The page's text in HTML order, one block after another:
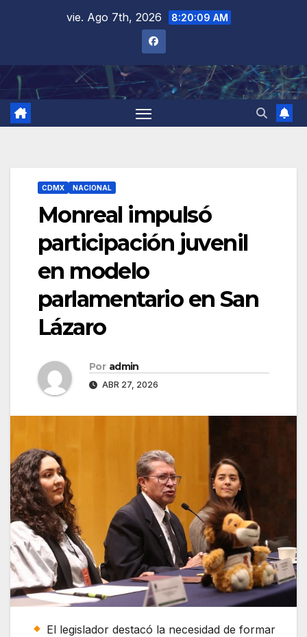
vie. Ago 7th, 2026 8:20:10 AM
CDMX NACIONAL
Monreal impulsó
participación juvenil
en modelo
parlamentario en San
Lázaro
Por admin
ABR 27, 2026
El legislador destacó la necesidad de formar